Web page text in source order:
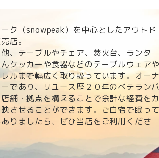
ク（snowpeak）を中心としたアウトド
店。
、テーブルやチェア、焚火台、ランタ
クッカーや食器などのテーブルウェアや
ルまで幅広く取り扱っています。オーナ
であり、リユース歴２０年のベテランバ
舗・拠点を構えることで余計な経費をカ
させることができます。ご自宅で眠って
りましたら、ぜひ当店をご利用くださ